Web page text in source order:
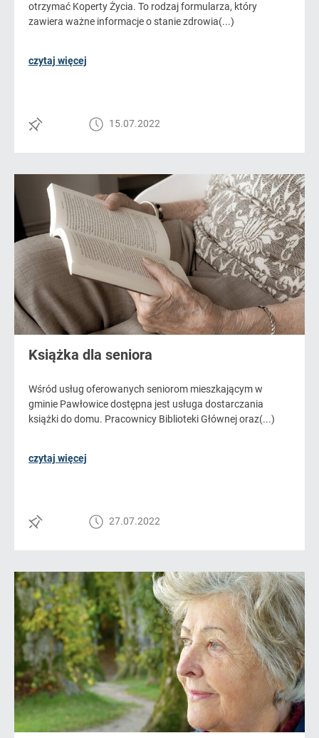
otrzymać Koperty Życia. To rodzaj formularza, który
zawiera ważne informacje o stanie zdrowia(...)
czytaj więcej
15.07.2022
Książka dla seniora
Wśród usług oferowanych seniorom mieszkającym w
gminie Pawłowice dostępna jest usługa dostarczania
książki do domu. Pracownicy Biblioteki Głównej oraz(...)
czytaj więcej
27.07.2022